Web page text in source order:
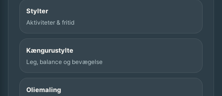
Stylter
Aktiviteter & fritid
Kængurustylte
Leg, balance og bevægelse
Oliemaling